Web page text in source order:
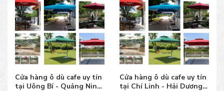
Cửa hàng ô dù cafe uy tín
tại Uông Bí - Quảng Ninh
Cửa hàng ô dù cafe uy tín
tại Chí Linh - Hải Dương